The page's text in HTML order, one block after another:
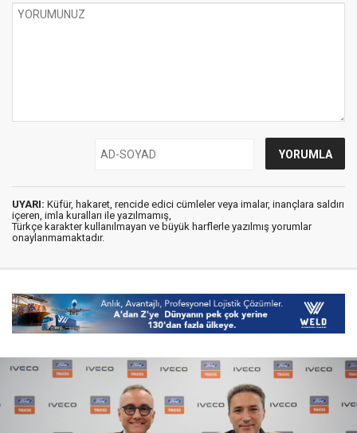
UYARI: Küfür, hakaret, rencide edici cümleler veya imalar, inançlara saldırı
içeren, imla kuralları ile yazılmamış,
Türkçe karakter kullanılmayan ve büyük harflerle yazılmış yorumlar
onaylanmamaktadır.